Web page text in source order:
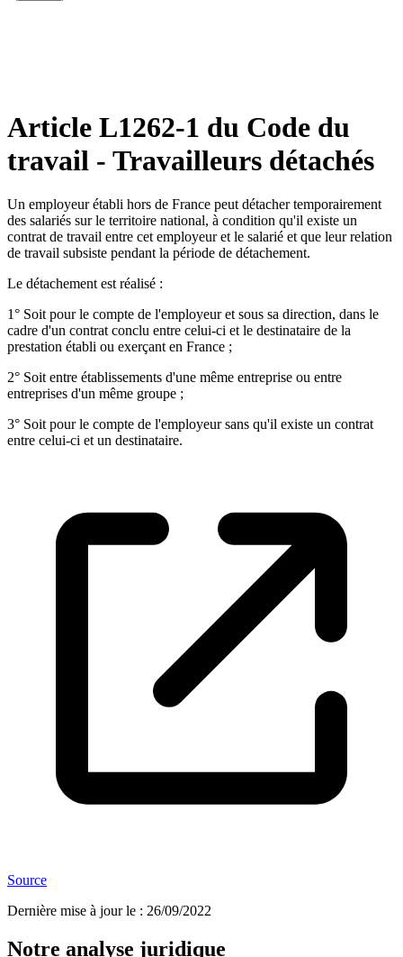
Article L1262-1 du Code du
travail - Travailleurs détachés
Un employeur établi hors de France peut détacher temporairement
des salariés sur le territoire national, à condition qu'il existe un
contrat de travail entre cet employeur et le salarié et que leur relation
de travail subsiste pendant la période de détachement.
Le détachement est réalisé :
1° Soit pour le compte de l'employeur et sous sa direction, dans le
cadre d'un contrat conclu entre celui-ci et le destinataire de la
prestation établi ou exerçant en France ;
2° Soit entre établissements d'une même entreprise ou entre
entreprises d'un même groupe ;
3° Soit pour le compte de l'employeur sans qu'il existe un contrat
entre celui-ci et un destinataire.
Source
Dernière mise à jour le : 26/09/2022
Notre analyse juridique